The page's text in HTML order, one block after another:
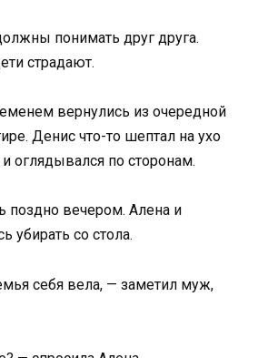
понимать друг друга.
страдают.
вернулись из очередной
Денис что-то шептал на ухо
оглядывался по сторонам.
поздно вечером. Алена и
убирать со стола.
себя вела, — заметил муж,